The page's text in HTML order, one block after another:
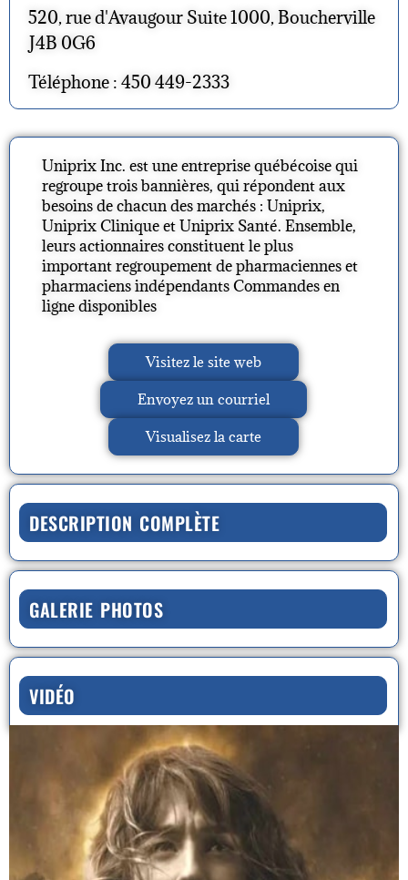
520, rue d'Avaugour Suite 1000, Boucherville
J4B 0G6
Téléphone : 450 449-2333
Uniprix Inc. est une entreprise québécoise qui
regroupe trois bannières, qui répondent aux
besoins de chacun des marchés : Uniprix,
Uniprix Clinique et Uniprix Santé. Ensemble,
leurs actionnaires constituent le plus
important regroupement de pharmaciennes et
pharmaciens indépendants Commandes en
ligne disponibles
Visitez le site web
Envoyez un courriel
Visualisez la carte
DESCRIPTION COMPLÈTE
GALERIE PHOTOS
VIDÉO